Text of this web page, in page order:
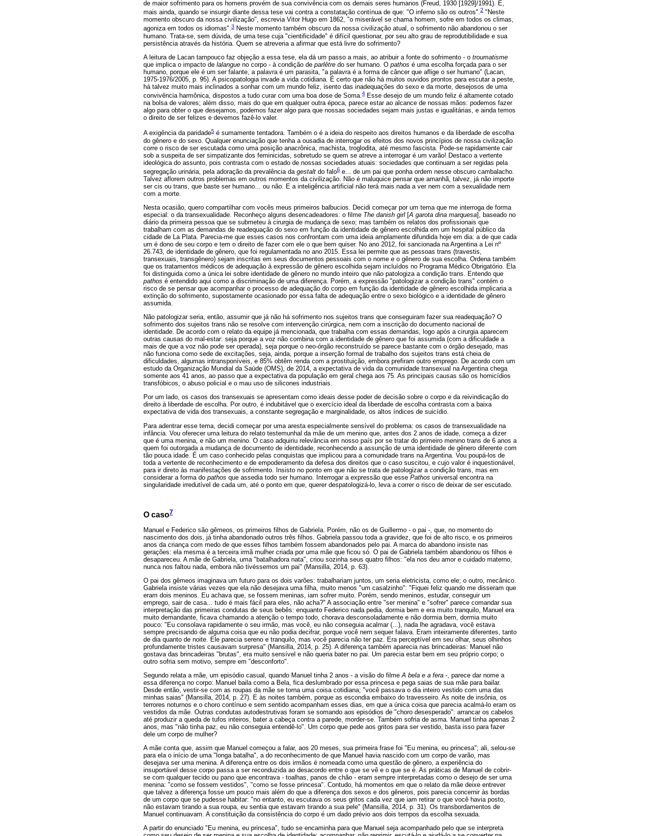
de maior sofrimento para os homens provém de sua convivência com os demais seres humanos (Freud, 1930 [1929]/1991). E,
mais ainda, quando se insurgir diante dessa tese vai contra a constatação contínua de que: "O inferno são os outros".2 "Neste
momento obscuro da nossa civilização", escrevia Vitor Hugo em 1862, "o miserável se chama homem, sofre em todos os climas,
agoniza em todos os idiomas".3 Neste momento também obscuro da nossa civilização atual, o sofrimento não abandonou o ser
humano. Trata-se, sem dúvida, de uma tese cuja "cientificidade" é difícil questionar, por seu alto grau de reprodutibilidade e sua
persistência através da história. Quem se atreveria a afirmar que está livre do sofrimento?
A leitura de Lacan tampouco faz objeção a essa tese, ela dá um passo a mais, ao atribuir a fonte do sofrimento - o troumatisme
que implica o impacto de lalangue no corpo - à condição de parlêtre do ser humano. O pathos é uma escolha forçada para o ser
humano, porque ele é um ser falante, a palavra é um parasita, "a palavra é a forma de câncer que aflige o ser humano" (Lacan,
1975-1976/2005, p. 95). A psicopatologia invade a vida cotidiana. É certo que não há muitos ouvidos prontos para escutar a peste,
há talvez muito mais inclinados a sonhar com um mundo feliz, isento das inadequações do sexo e da morte, desejosos de uma
convivência harmônica, dispostos a tudo curar com uma boa dose de Soma.4 Esse desejo de um mundo feliz é altamente cotado
na bolsa de valores; além disso, mais do que em qualquer outra época, parece estar ao alcance de nossas mãos: podemos fazer
algo para obter o que desejamos, podemos fazer algo para que nossas sociedades sejam mais justas e igualitárias, e ainda temos
o direito de ser felizes e devemos fazê-lo valer.
A exigência da paridade5 é sumamente tentadora. Também o é a ideia do respeito aos direitos humanos e da liberdade de escolha
do gênero e do sexo. Qualquer enunciação que tenha a ousadia de interrogar os efeitos dos novos princípios de nossa civilização
corre o risco de ser escutada como uma posição anacrônica, machista, troglodita, até mesmo fascista. Pode-se rapidamente cair
sob a suspeita de ser simpatizante dos feminicidas, sobretudo se quem se atreve a interrogar é um varão! Destaco a vertente
ideológica do assunto, pois contrasta com o estado de nossas sociedades atuais: sociedades que continuam a ser regidas pela
segregação urinária, pela adoração da prevalência da gestalt do falo6 e... de um pai que ponha ordem nesse obscuro cambalacho.
Talvez aflorem outros problemas em outros momentos da civilização. Não é maluquice pensar que amanhã, talvez, já não importe
ser cis ou trans, que baste ser humano... ou não. E a inteligência artificial não terá mais nada a ver nem com a sexualidade nem
com a morte.
Nesta ocasião, quero compartilhar com vocês meus primeiros balbucios. Decidi começar por um tema que me interroga de forma
especial: o da transexualidade. Reconheço alguns desencadeadores: o filme The danish girl [A garota dina marquesa], baseado no
diário da primeira pessoa que se submeteu à cirurgia de mudança de sexo; mas também os relatos dos profissionais que
trabalham com as demandas de readequação do sexo em função da identidade de gênero escolhida em um hospital público da
cidade de La Plata. Parecia-me que esses casos nos confrontam com uma ideia amplamente difundida hoje em dia: a de que cada
um é dono de seu corpo e tem o direito de fazer com ele o que bem quiser. No ano 2012, foi sancionada na Argentina a Lei nº
26.743, de identidade de gênero, que foi regulamentada no ano 2015. Essa lei permite que as pessoas trans (travestis,
transexuais, transgênero) sejam inscritas em seus documentos pessoais com o nome e o gênero de sua escolha. Ordena também
que os tratamentos médicos de adequação à expressão de gênero escolhida sejam incluídos no Programa Médico Obrigatório. Ela
foi distinguida como a única lei sobre identidade de gênero no mundo inteiro que não patologiza a condição trans. Entendo que
pathos é entendido aqui como a discriminação de uma diferença. Porém, a expressão "patologizar a condição trans" contém o
risco de se pensar que acompanhar o processo de adequação do corpo em função da identidade de gênero escolhida implicaria a
extinção do sofrimento, supostamente ocasionado por essa falta de adequação entre o sexo biológico e a identidade de gênero
assumida.
Não patologizar seria, então, assumir que já não há sofrimento nos sujeitos trans que conseguiram fazer sua readequação? O
sofrimento dos sujeitos trans não se resolve com intervenção cirúrgica, nem com a inscrição do documento nacional de
identidade. De acordo com o relato da equipe já mencionada, que trabalha com essas demandas, logo após a cirurgia aparecem
outras causas do mal-estar: seja porque a voz não combina com a identidade de gênero que foi assumida (com a dificuldade a
mais de que a voz não pode ser operada), seja porque o neo-órgão reconstruído se parece bastante com o órgão desejado, mas
não funciona como sede de excitações, seja, ainda, porque a inserção formal de trabalho dos sujeitos trans está cheia de
dificuldades, algumas intransponíveis, e 85% obtêm renda com a prostituição, embora prefiram outro emprego. De acordo com um
estudo da Organização Mundial da Saúde (OMS), de 2014, a expectativa de vida da comunidade transexual na Argentina chega
somente aos 41 anos, ao passo que a expectativa da população em geral chega aos 75. As principais causas são os homicídios
transfóbicos, o abuso policial e o mau uso de silicones industriais.
Por um lado, os casos dos transexuais se apresentam como ideais desse poder de decisão sobre o corpo e da reivindicação do
direito à liberdade de escolha. Por outro, é indubitável que o exercício ideal da liberdade de escolha contrasta com a baixa
expectativa de vida dos transexuais, a constante segregação e marginalidade, os altos índices de suicídio.
Para adentrar esse tema, decidi começar por uma aresta especialmente sensível do problema: os casos de transexualidade na
infância. Vou oferecer uma leitura do relato testemunhal da mãe de um menino que, antes dos 2 anos de idade, começa a dizer
que é uma menina, e não um menino. O caso adquiriu relevância em nosso país por se tratar do primeiro menino trans de 6 anos a
quem foi outorgada a mudança de documento de identidade, reconhecendo a assunção de uma identidade de gênero diferente com
tão pouca idade. É um caso conhecido pelas conquistas que implicou para a comunidade trans na Argentina. Vou poupá-los de
toda a vertente de reconhecimento e de empoderamento da defesa dos direitos que o caso suscitou, e cujo valor é inquestionável,
para ir direto às manifestações de sofrimento. Insisto no ponto em que não se trata de patologizar a condição trans, mas em
considerar a forma do pathos que assedia todo ser humano. Interrogar a expressão que esse Pathos universal encontra na
singularidade irredutível de cada um, até o ponto em que, querer despatologizá-lo, leva a correr o risco de deixar de ser escutado.
O caso7
Manuel e Federico são gêmeos, os primeiros filhos de Gabriela. Porém, não os de Guillermo - o pai -, que, no momento do
nascimento dos dois, já tinha abandonado outros três filhos. Gabriela passou toda a gravidez, que foi de alto risco, e os primeiros
anos da criança com medo de que esses filhos também fossem abandonados pelo pai. A marca do abandono insiste nas
gerações: ela mesma é a terceira irmã mulher criada por uma mãe que ficou só. O pai de Gabriela também abandonou os filhos e
desapareceu. A mãe de Gabriela, uma "batalhadora nata", criou sozinha seus quatro filhos: "ela nos deu amor e cuidado materno,
nunca nos faltou nada, embora não tivéssemos um pai" (Mansilla, 2014, p. 63).
O pai dos gêmeos imaginava um futuro para os dois varões: trabalhariam juntos, um seria eletricista, como ele; o outro, mecânico.
Gabriela insiste várias vezes que ela não desejava uma filha, muito menos "um casalzinho": "Fiquei feliz quando me disseram que
eram dois meninos. Eu achava que, se fossem meninas, iam sofrer muito. Porém, sendo meninos, estudar, conseguir um
emprego, sair de casa... tudo é mais fácil para eles, não acha?" A associação entre "ser menina" e "sofrer" parece comandar sua
interpretação das primeiras condutas de seus bebês: enquanto Federico nada pedia, dormia bem e era muito tranquilo, Manuel era
muito demandante, ficava chamando a atenção o tempo todo, chorava desconsoladamente e não dormia bem, dormia muito
pouco: "Eu consolava rapidamente o seu irmão, mas você, eu não conseguia acalmar (...), nada lhe agradava, você estava
sempre precisando de alguma coisa que eu não podia decifrar, porque você nem sequer falava. Eram inteiramente diferentes, tanto
de dia quanto de noite. Ele parecia sereno e tranquilo, mas você parecia não ter paz. Era perceptível em seu olhar, seus olhinhos
profundamente tristes causavam surpresa" (Mansilla, 2014, p. 25). A diferença também aparecia nas brincadeiras: Manuel não
gostava das brincadeiras "brutas", era muito sensível e não queria bater no pai. Um parecia estar bem em seu próprio corpo; o
outro sofria sem motivo, sempre em "desconforto".
Segundo relata a mãe, um episódio casual, quando Manuel tinha 2 anos - a visão do filme A bela e a fera -, parece dar nome a
essa diferença no corpo: Manuel baila como a Bela, fica deslumbrado por essa princesa e pega saias de sua mãe para bailar.
Desde então, vestir-se com as roupas da mãe se torna uma coisa cotidiana; "você passava o dia inteiro vestido com uma das
minhas saias" (Mansilla, 2014, p. 27). E às noites também, porque as escondia embaixo do travesseiro. As noite de insônia, os
terrores noturnos e o choro contínuo e sem sentido acompanham esses dias, em que a única coisa que parecia acalmá-lo eram os
vestidos da mãe. Outras condutas autodestrutivas foram se somando aos episódios de "choro desesperado": arrancar os cabelos
até produzir a queda de tufos inteiros, bater a cabeça contra a parede, morder-se. Também sofria de asma. Manuel tinha apenas 2
anos, mas "não tinha paz, eu não conseguia entendê-lo". Um corpo que pede aos gritos para ser vestido, basta isso para fazer
dele um corpo de mulher?
A mãe conta que, assim que Manuel começou a falar, aos 20 meses, sua primeira frase foi "Eu menina, eu princesa"; ali, selou-se
para ela o início de uma "longa batalha", a do reconhecimento de que Manuel havia nascido com um corpo de varão, mas
desejava ser uma menina. A diferença entre os dois irmãos é nomeada como uma questão de gênero, a experiência do
insuportável desse corpo passa a ser reconduzida ao desacordo entre o que se vê e o que se é. As práticas de Manuel de cobrir-
se com qualquer tecido ou pano que encontrava - toalhas, panos de chão - eram sempre interpretadas como o desejo de ser uma
menina: "como se fossem vestidos", "como se fosse princesa". Contudo, há momentos em que o relato da mãe deixe entrever
que talvez a diferença fosse um pouco mais além do que a diferença dos sexos e dos gêneros, pois parecia concernir às bordas
de um corpo que se pudesse habitar: "no entanto, eu escutava os seus gritos cada vez que iam retirar o que você havia posto,
não estavam tirando a sua roupa, eu sentia que estavam tirando a sua pele" (Mansilla, 2014, p. 31). Os transbordamentos de
Manuel continuavam. A constituição da consistência do corpo é um dado prévio aos dois tempos da escolha sexuada.
A partir do enunciado "Eu menina, eu princesa", tudo se encaminha para que Manuel seja acompanhado pelo que se interpreta